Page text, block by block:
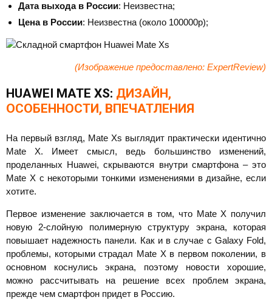
Дата выхода в России: Неизвестна;
Цена в России: Неизвестна (около 100000р);
(Изображение предоставлено: ExpertReview)
HUAWEI MATE XS: ДИЗАЙН,
ОСОБЕННОСТИ, ВПЕЧАТЛЕНИЯ
На первый взгляд, Mate Xs выглядит практически идентично
Mate X. Имеет смысл, ведь большинство изменений,
проделанных Huawei, скрываются внутри смартфона – это
Mate X с некоторыми тонкими изменениями в дизайне, если
хотите.
Первое изменение заключается в том, что Mate X получил
новую 2-слойную полимерную структуру экрана, которая
повышает надежность панели. Как и в случае с Galaxy Fold,
проблемы, которыми страдал Mate X в первом поколении, в
основном коснулись экрана, поэтому новости хорошие,
можно рассчитывать на решение всех проблем экрана,
прежде чем смартфон придет в Россию.